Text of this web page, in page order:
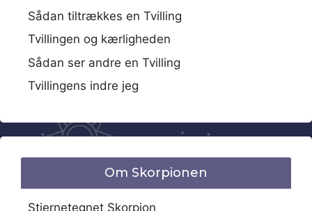
Sådan tiltrækkes en Tvilling
Tvillingen og kærligheden
Sådan ser andre en Tvilling
Tvillingens indre jeg
Om Skorpionen
Stjernetegnet Skorpion